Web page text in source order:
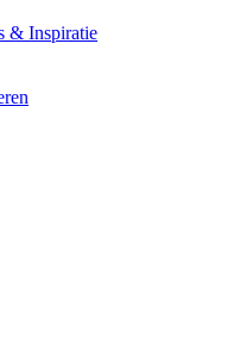
& Inspiratie